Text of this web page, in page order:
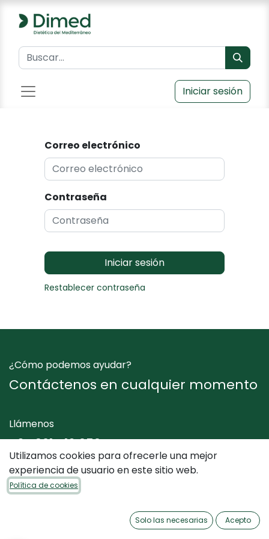
Iniciar sesión
Correo electrónico
Contraseña
Iniciar sesión
Restablecer contraseña
¿Cómo podemos ayudar?
Contáctenos en cualquier momento
Llámenos
+34 961 412 050
Envíenos un mensaje
Utilizamos cookies para ofrecerle una mejor
experiencia de usuario en este sitio web.
Política de cookies
Solo las necesarias Acepto